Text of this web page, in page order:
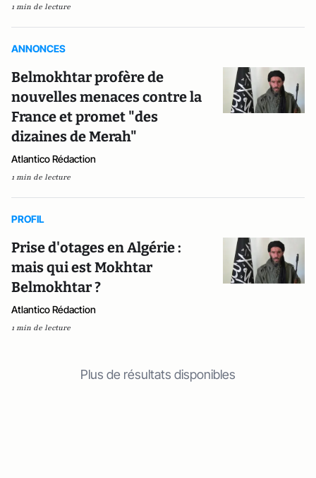
1 min de lecture
ANNONCES
Belmokhtar profère de
nouvelles menaces contre la
France et promet "des
dizaines de Merah"
Atlantico Rédaction
1 min de lecture
PROFIL
Prise d'otages en Algérie :
mais qui est Mokhtar
Belmokhtar ?
Atlantico Rédaction
1 min de lecture
Plus de résultats disponibles